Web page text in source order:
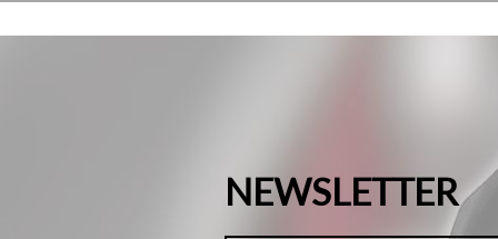
NEWSLETTER